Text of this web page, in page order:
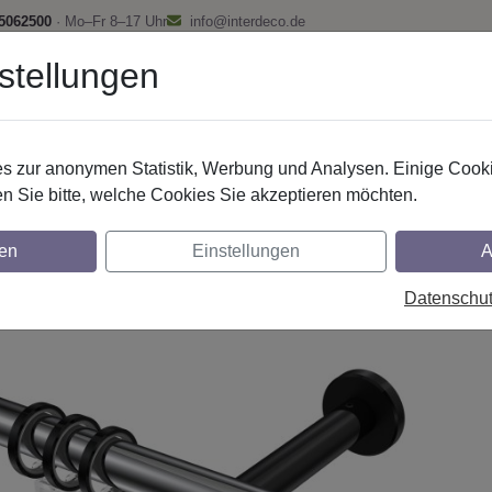
· Mo–Fr 8–17 Uhr info@interdeco.de
Gardinenstangen Metall
aus Metall in 20 mm Ø, 1-
zur anonymen Statistik, Werbung und Analysen. Einige
Sie bitte, welche Cookies Sie akzeptieren möchten.
Einstellungen